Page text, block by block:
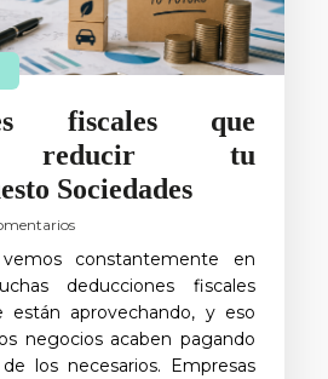
fiscales que
reducir tu
Sociedades
constantemente en
deducciones fiscales
están aprovechando, y eso
negocios acaben pagando
los necesarios. Empresas